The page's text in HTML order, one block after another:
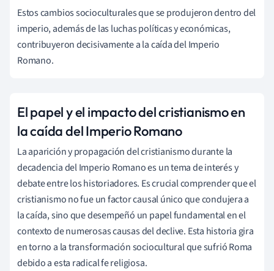
Estos cambios socioculturales que se produjeron dentro del
imperio, además de las luchas políticas y económicas,
contribuyeron decisivamente a la caída del Imperio
Romano.
El papel y el impacto del cristianismo en
la caída del Imperio Romano
La aparición y propagación del cristianismo durante la
decadencia del Imperio Romano es un tema de interés y
debate entre los historiadores. Es crucial comprender que el
cristianismo no fue un factor causal único que condujera a
la caída, sino que desempeñó un papel fundamental en el
contexto de numerosas causas del declive. Esta historia gira
en torno a la transformación sociocultural que sufrió Roma
debido a esta radical fe religiosa.